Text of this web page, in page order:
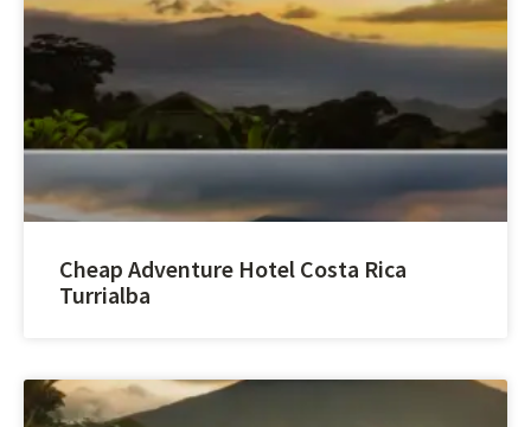
Cheap Adventure Hotel Costa Rica
Turrialba